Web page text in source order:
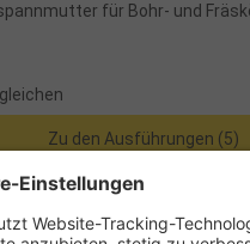
für Bohr- und
Zu den Ausführungen (5)